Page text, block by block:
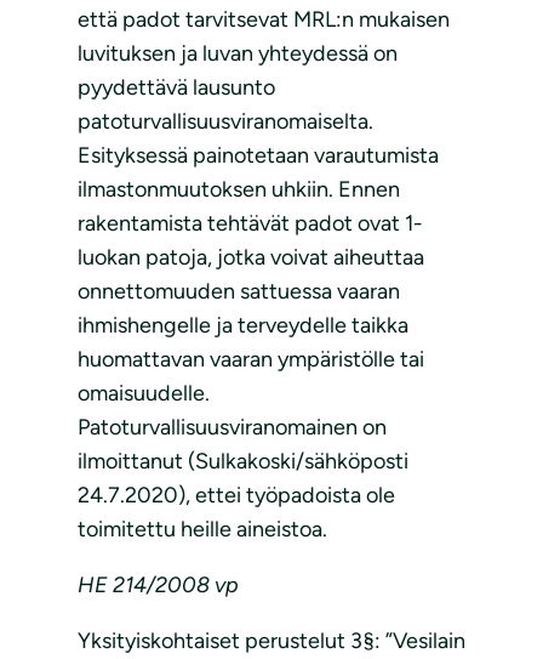
että padot tarvitsevat MRL:n mukaisen
luvituksen ja luvan yhteydessä on
pyydettävä lausunto
patoturvallisuusviranomaiselta.
Esityksessä painotetaan varautumista
ilmastonmuutoksen uhkiin. Ennen
rakentamista tehtävät padot ovat 1-
luokan patoja, jotka voivat aiheuttaa
onnettomuuden sattuessa vaaran
ihmishengelle ja terveydelle taikka
huomattavan vaaran ympäristölle tai
omaisuudelle.
Patoturvallisuusviranomainen on
ilmoittanut (Sulkakoski/sähköposti
24.7.2020), ettei työpadoista ole
toimitettu heille aineistoa.
HE 214/2008 vp
Yksityiskohtaiset perustelut 3§: ”Vesilain